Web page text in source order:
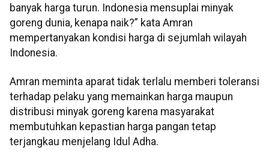
banyak harga turun. Indonesia mensuplai minyak
goreng dunia, kenapa naik?” kata Amran
mempertanyakan kondisi harga di sejumlah wilayah
Indonesia.
Amran meminta aparat tidak terlalu memberi toleransi
terhadap pelaku yang memainkan harga maupun
distribusi minyak goreng karena masyarakat
membutuhkan kepastian harga pangan tetap
terjangkau menjelang Idul Adha.